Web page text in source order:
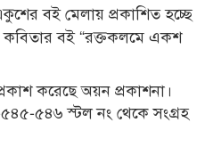
বই মেলায় প্রকাশিত হচ্ছে
কবিতার বই “রক্তকলমে একশ
করেছে অয়ন প্রকাশনা।
৫৪৬ স্টল নং থেকে সংগ্রহ